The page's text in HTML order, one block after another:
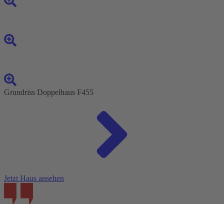
Grundriss Doppelhaus F455
Jetzt Haus ansehen